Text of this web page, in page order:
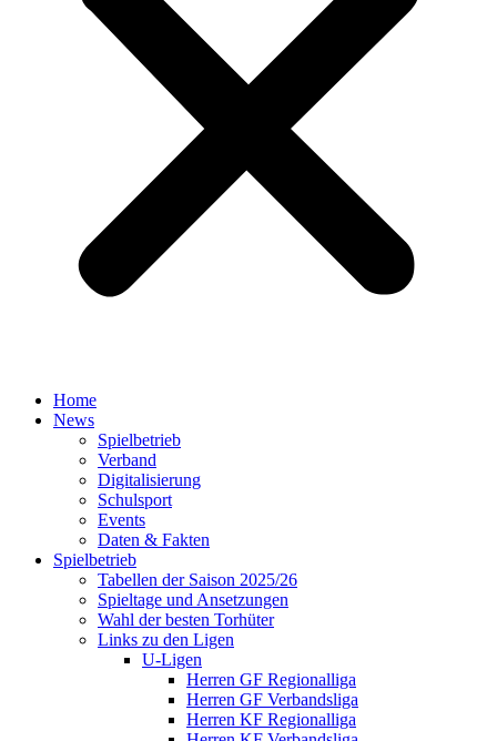
Home
News
Spielbetrieb
Verband
Digitalisierung
Schulsport
Events
Daten & Fakten
Spielbetrieb
Tabellen der Saison 2025/26
Spieltage und Ansetzungen
Wahl der besten Torhüter
Links zu den Ligen
U-Ligen
Herren GF Regionalliga
Herren GF Verbandsliga
Herren KF Regionalliga